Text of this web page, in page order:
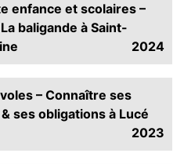
enfance et scolaires –
baligande à Saint-
2024
– Connaître ses
ses obligations à Lucé
2023